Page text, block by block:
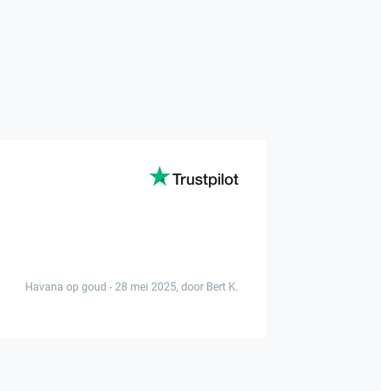
Havana op goud - 28 mei 2025, door Bert K.